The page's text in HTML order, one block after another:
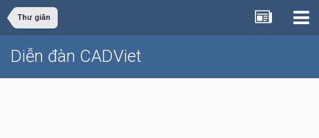
Thư giãn
Diễn đàn CADViet